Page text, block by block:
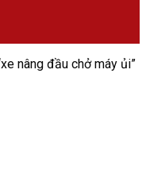
nâng đầu chở máy ủi”